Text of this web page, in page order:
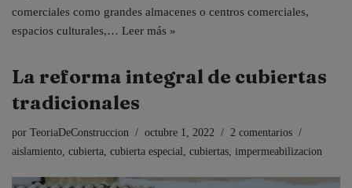
comerciales como grandes almacenes o centros comerciales,
espacios culturales,… Leer más »
La reforma integral de cubiertas
tradicionales
por TeoriaDeConstruccion octubre 1, 2022
2 comentarios
aislamiento cubierta cubierta especial cubiertas impermeabilizacion